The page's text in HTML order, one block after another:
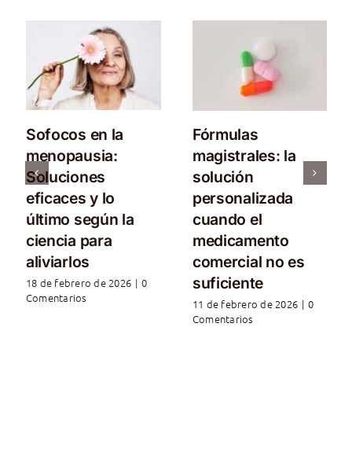
Sofocos en la
menopausia:
Soluciones
eficaces y lo
último según la
ciencia para
aliviarlos
18 de febrero de 2026 | 0
Comentarios
Fórmulas
magistrales: la
solución
personalizada
cuando el
medicamento
comercial no es
suficiente
11 de febrero de 2026 | 0
Comentarios